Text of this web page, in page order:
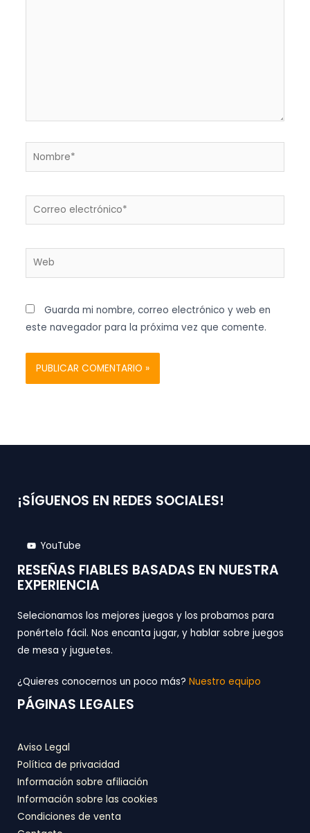
Nombre*
Correo
Web
Guarda mi nombre, correo electrónico y web en
este navegador para la próxima vez que comente.
¡SÍGUENOS EN REDES SOCIALES!
YouTube
RESEÑAS FIABLES BASADAS EN NUESTRA
EXPERIENCIA
Selecionamos los mejores juegos y los probamos para
ponértelo fácil. Nos encanta jugar, y hablar sobre juegos
de mesa y juguetes.
¿Quieres conocernos un poco más? Nuestro equipo
PÁGINAS LEGALES
Aviso Legal
Política de privacidad
Información sobre afiliación
Información sobre las cookies
Condiciones de venta